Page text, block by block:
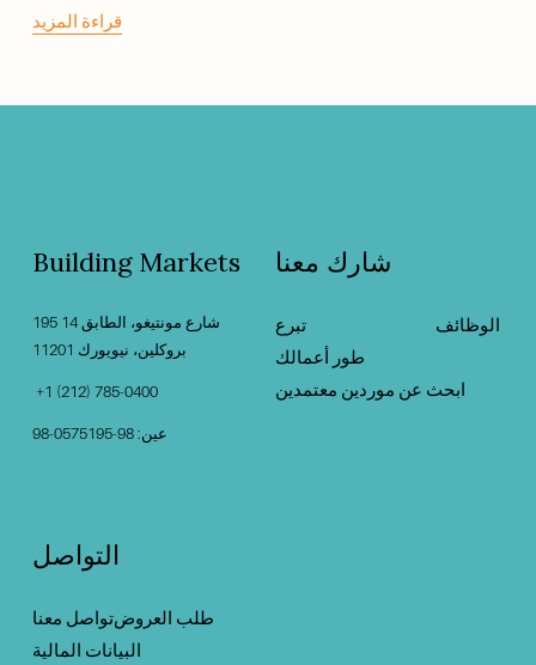
قراءة المزيد
Building Markets
195 شارع مونتيغو، الطابق 14
بروكلين، نيويورك 11201
+1 (212) 785-0400
عين: 98-0575195-98
شارك معنا
تبرع‍                                    ‍ الوظائف
طور أعمالك
ابحث عن موردين معتمدين
التواصل
تواصل معناطلب العروض
البيانات المالية